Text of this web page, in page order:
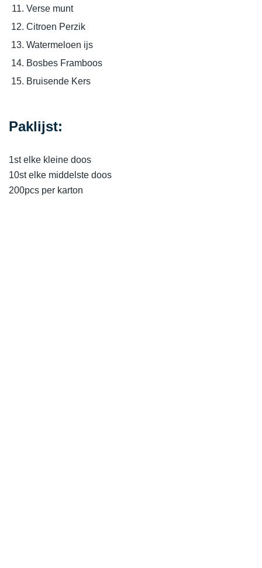
Verse munt
Citroen Perzik
Watermeloen ijs
Bosbes Framboos
Bruisende Kers
Paklijst:
1st elke kleine doos
10st elke middelste doos
200pcs per karton